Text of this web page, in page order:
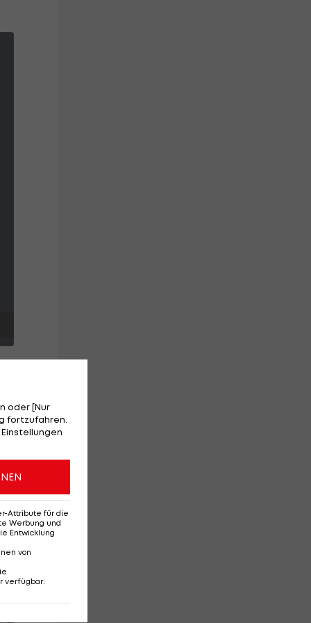
oder [Nur
fortzufahren.
Attribute für die
Werbung und
Entwicklung
von
verfügbar: